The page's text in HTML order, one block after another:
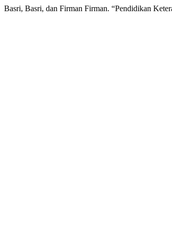
Basri, Basri, dan Firman Firman. “Pendidikan